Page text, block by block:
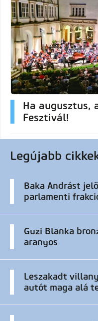
Ha augusztus,
Fesztivál!
Legújabb
Baka Andrást
parlamenti
Guzi Blanka
aranyos
Leszakadt
autót maga alá